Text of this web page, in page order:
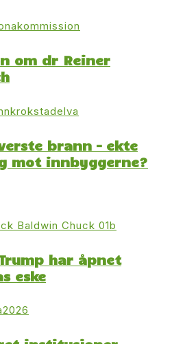
om dr Reiner
brann – ekte
mot innbyggerne?
har åpnet
eske